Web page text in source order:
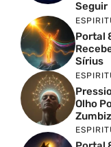
Seguir
Portal
Sírius
Olho